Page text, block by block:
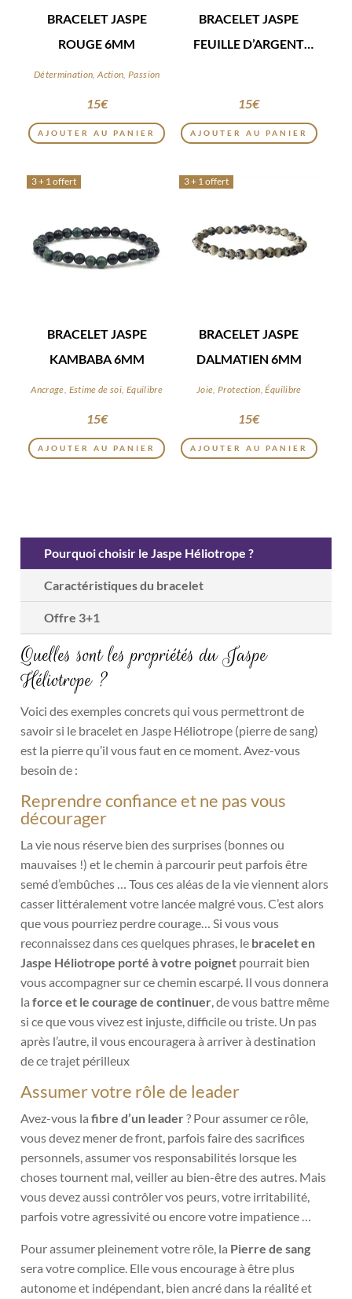
BRACELET JASPE
ROUGE 6MM
Détermination, Action, Passion
15€
AJOUTER AU PANIER
BRACELET JASPE
FEUILLE D’ARGENT
15€
AJOUTER AU PANIER
3 + 1 offert
BRACELET JASPE
KAMBABA 6MM
Ancrage, Estime de soi, Equilibre
15€
AJOUTER AU PANIER
3 + 1 offert
BRACELET JASPE
DALMATIEN 6MM
Joie, Protection, Équilibre
15€
AJOUTER AU PANIER
Pourquoi choisir le Jaspe Héliotrope ?
Caractéristiques du bracelet
Offre 3+1
Quelles sont les propriétés du Jaspe
Héliotrope ?
Voici des exemples concrets qui vous permettront de
savoir si le bracelet en Jaspe Héliotrope (pierre de sang)
est la pierre qu’il vous faut en ce moment. Avez-vous
besoin de :
Reprendre confiance et ne pas vous
décourager
La vie nous réserve bien des surprises (bonnes ou
mauvaises !) et le chemin à parcourir peut parfois être
semé d’embûches … Tous ces aléas de la vie viennent alors
casser littéralement votre lancée malgré vous. C’est alors
que vous pourriez perdre courage… Si vous vous
reconnaissez dans ces quelques phrases, le bracelet en
Jaspe Héliotrope porté à votre poignet pourrait bien
vous accompagner sur ce chemin escarpé. Il vous donnera
laforce et le courage de continuer, de vous battre même
si ce que vous vivez est injuste, difficile ou triste. Un pas
après l’autre, il vous encouragera à arriver à destination
de ce trajet périlleux
Assumer votre rôle de leader
Avez-vous lafibre d’un leader? Pour assumer ce rôle,
vous devez mener de front, parfois faire des sacrifices
personnels, assumer vos responsabilités lorsque les
choses tournent mal, veiller au bien-être des autres. Mais
vous devez aussi contrôler vos peurs, votre irritabilité,
parfois votre agressivité ou encore votre impatience …
Pour assumer pleinement votre rôle, la Pierre de sang
sera votre complice. Elle vous encourage à être plus
autonome et indépendant, bien ancré dans la réalité et